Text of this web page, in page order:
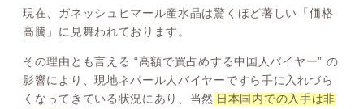
現在、ガネッシュヒマール産水晶は驚くほど著しい「価格
高騰」に見舞われております。
その理由とも言える “高額で買占めする中国人バイヤー” の
影響により、現地ネパール人バイヤーですら手に入れづら
くなってきている状況にあり、当然 日本国内での入手は非